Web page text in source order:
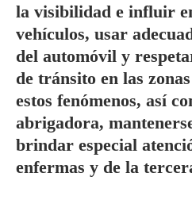
la visibilidad e influir
vehículos, usar
del automóvil y
de tránsito en las
estos fenómenos, así
abrigadora,
brindar especial
enfermas y de la